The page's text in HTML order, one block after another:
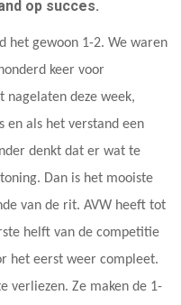
op succes.
het gewoon 1-2. We waren
keer voor
nagelaten deze week,
en als het verstand een
denkt dat er wat te
Dan is het mooiste
van de rit. AVW heeft tot
helft van de competitie
het eerst weer compleet.
verliezen. Ze maken de 1-